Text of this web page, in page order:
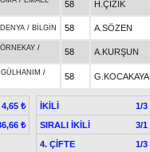
58 H.ÇİZİK
/ BİLGİN 58 A.SÖZEN
ÖRNEKAY /
58 A.KURŞUN
/
58 G.KOCAKAYA
4,65 ₺
₺
İKİLİ 1/3
SIRALI İKİLİ
3/1
4. ÇİFTE
1/3